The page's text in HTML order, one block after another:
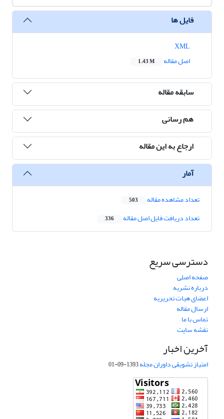
فایل ها
اصل مقاله
1.43 M
سابقه مقاله
هم رسانی
ارجاع به این مقاله
آمار
تعداد مشاهده مقاله 503
تعداد دریافت فایل اصل مقاله 336
دسترسی سریع
صفحه اصلی
درباره نشریه
اعضای هیات تحریریه
ارسال مقاله
تماس با ما
نقشه سایت
آخرین اخبار
امتیاز تشویقی داوران مجله1393-09-01